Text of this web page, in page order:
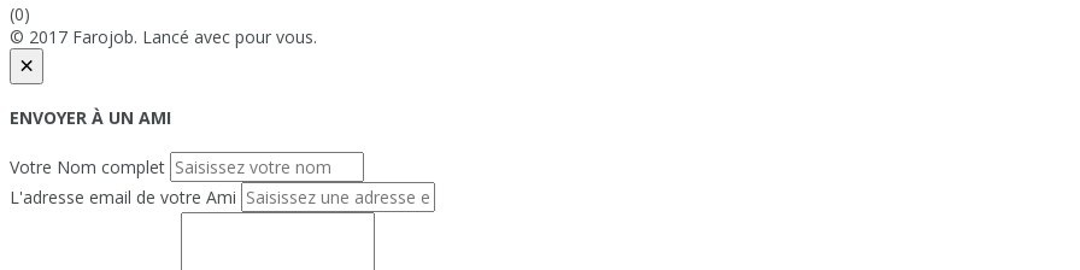
(0)
© 2017 Farojob. Lancé avec pour vous.
×
ENVOYER À UN AMI
Votre Nom complet
L'adresse email de votre Ami